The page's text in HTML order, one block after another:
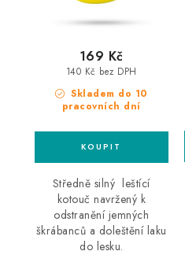
Skladem do 10
pracovních dní
140 Kč bez DPH
169 Kč
Středně silný leštící
kotouč navržený k
odstranění jemných
škrábanců a doleštění laku
do lesku.